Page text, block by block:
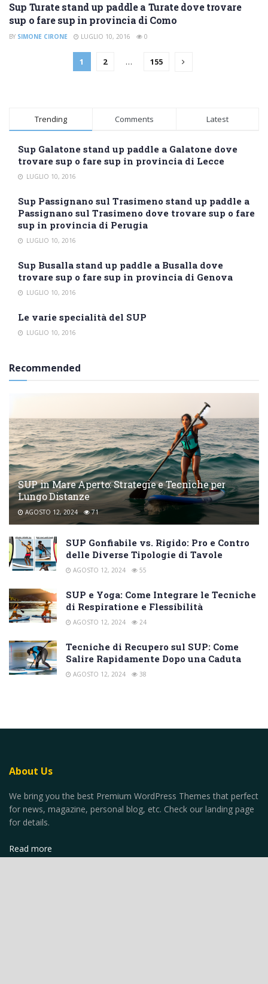
SUP COMO
Sup Turate stand up paddle a Turate dove trovare
sup o fare sup in provincia di Como
BY SIMONE CIRONE LUGLIO 10, 2016 0
1 2 … 155
Trending Comments Latest
Sup Galatone stand up paddle a Galatone dove
trovare sup o fare sup in provincia di Lecce
LUGLIO 10, 2016
Sup Passignano sul Trasimeno stand up paddle a
Passignano sul Trasimeno dove trovare sup o fare
sup in provincia di Perugia
LUGLIO 10, 2016
Sup Busalla stand up paddle a Busalla dove
trovare sup o fare sup in provincia di Genova
LUGLIO 10, 2016
Le varie specialità del SUP
LUGLIO 10, 2016
Recommended
SUP in Mare Aperto: Strategie e Tecniche per
Lungo Distanze
AGOSTO 12, 2024 71
SUP Gonfiabile vs. Rigido: Pro e Contro
delle Diverse Tipologie di Tavole
AGOSTO 12, 2024 55
SUP e Yoga: Come Integrare le Tecniche
di Respiratione e Flessibilità
AGOSTO 12, 2024 24
Tecniche di Recupero sul SUP: Come
Salire Rapidamente Dopo una Caduta
AGOSTO 12, 2024 38
About Us
We bring you the best Premium WordPress Themes that perfect
for news, magazine, personal blog, etc. Check our landing page
for details.
Read more